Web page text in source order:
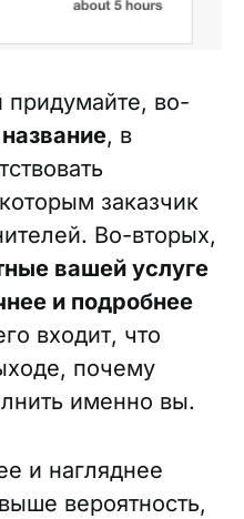
придумайте, во-
, в
заказчик
Во-вторых,
вашей услуге
и подробнее
входит, что
почему
именно вы.
и нагляднее
вероятность,